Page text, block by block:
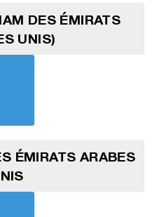
DES ÉMIRATS
UNIS)
ÉMIRATS ARABES